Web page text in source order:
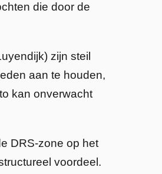
die door de
zijn steil
aan te houden,
kan onverwacht
DRS-zone op het
voordeel.